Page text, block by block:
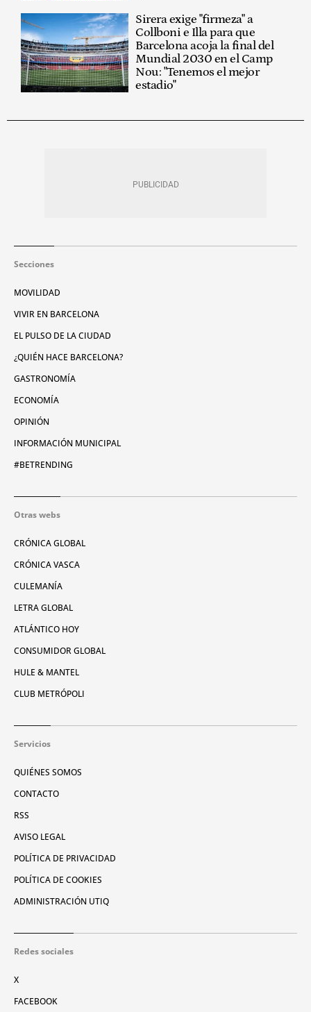
Sirera exige "firmeza" a
Collboni e Illa para que
Barcelona acoja la final del
Mundial 2030 en el Camp
Nou: "Tenemos el mejor
estadio"
Secciones
MOVILIDAD
VIVIR EN BARCELONA
EL PULSO DE LA CIUDAD
¿QUIÉN HACE BARCELONA?
GASTRONOMÍA
ECONOMÍA
OPINIÓN
INFORMACIÓN MUNICIPAL
#BETRENDING
Otras webs
CRÓNICA GLOBAL
CRÓNICA VASCA
CULEMANÍA
LETRA GLOBAL
ATLÁNTICO HOY
CONSUMIDOR GLOBAL
HULE & MANTEL
CLUB METRÓPOLI
Servicios
QUIÉNES SOMOS
CONTACTO
RSS
AVISO LEGAL
POLÍTICA DE PRIVACIDAD
POLÍTICA DE COOKIES
ADMINISTRACIÓN UTIQ
Redes sociales
X
FACEBOOK